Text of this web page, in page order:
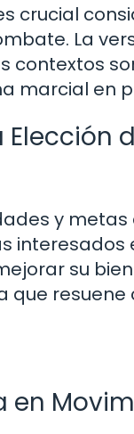
crucial
La
contextos
marcial en
y
interesados
su
en